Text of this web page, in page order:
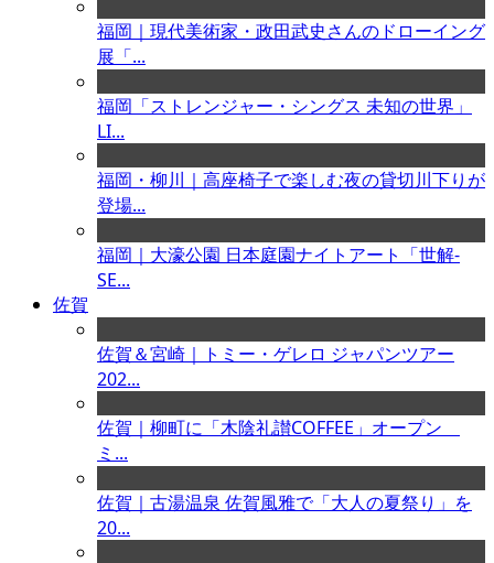
福岡｜現代美術家・政田武史さんのドローイング
展「...
福岡「ストレンジャー・シングス 未知の世界」
LI...
福岡・柳川｜高座椅子で楽しむ夜の貸切川下りが
登場...
福岡｜大濠公園 日本庭園ナイトアート「世解-
SE...
佐賀
佐賀＆宮崎｜トミー・ゲレロ ジャパンツアー
202...
佐賀｜柳町に「木陰礼讃COFFEE」オープン
ミ...
佐賀｜古湯温泉 佐賀風雅で「大人の夏祭り」を
20...